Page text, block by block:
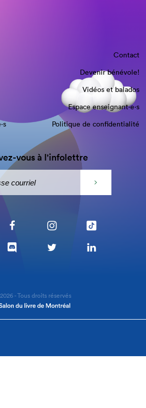
Contact
Devenir bénévole!
Vidéos et balados
Espace enseignant·e⋅s
Politique de confidentialité
vous à l'infolettre
- Tous droits réservés